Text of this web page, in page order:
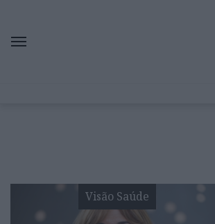
Visão Saúde